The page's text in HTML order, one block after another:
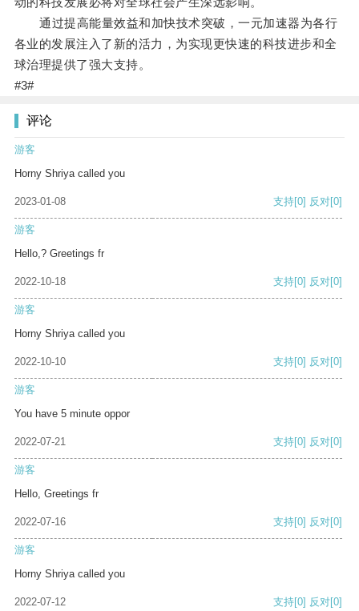
通过提高能量效益和加快技术突破，一元加速器为各行
各业的发展注入了新的活力，为实现更快速的科技进步和全
球治理提供了强大支持。
#3#
评论
游客
Horny Shriya called you
2023-01-08 支持[0] 反对[0]
游客
Hello,? Greetings fr
2022-10-18 支持[0] 反对[0]
游客
Horny Shriya called you
2022-10-10 支持[0] 反对[0]
游客
You have 5 minute oppor
2022-07-21 支持[0] 反对[0]
游客
Hello, Greetings fr
2022-07-16 支持[0] 反对[0]
游客
Horny Shriya called you
2022-07-12 支持[0] 反对[0]